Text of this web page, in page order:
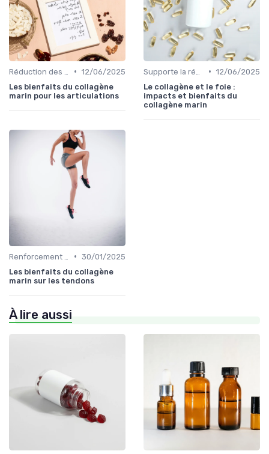
• 12/06/2025
Les bienfaits du collagène
marin pour les articulations
• 12/06/2025
Le collagène et le foie :
impacts et bienfaits du
collagène marin
• 30/01/2025
Les bienfaits du collagène
marin sur les tendons
À lire aussi